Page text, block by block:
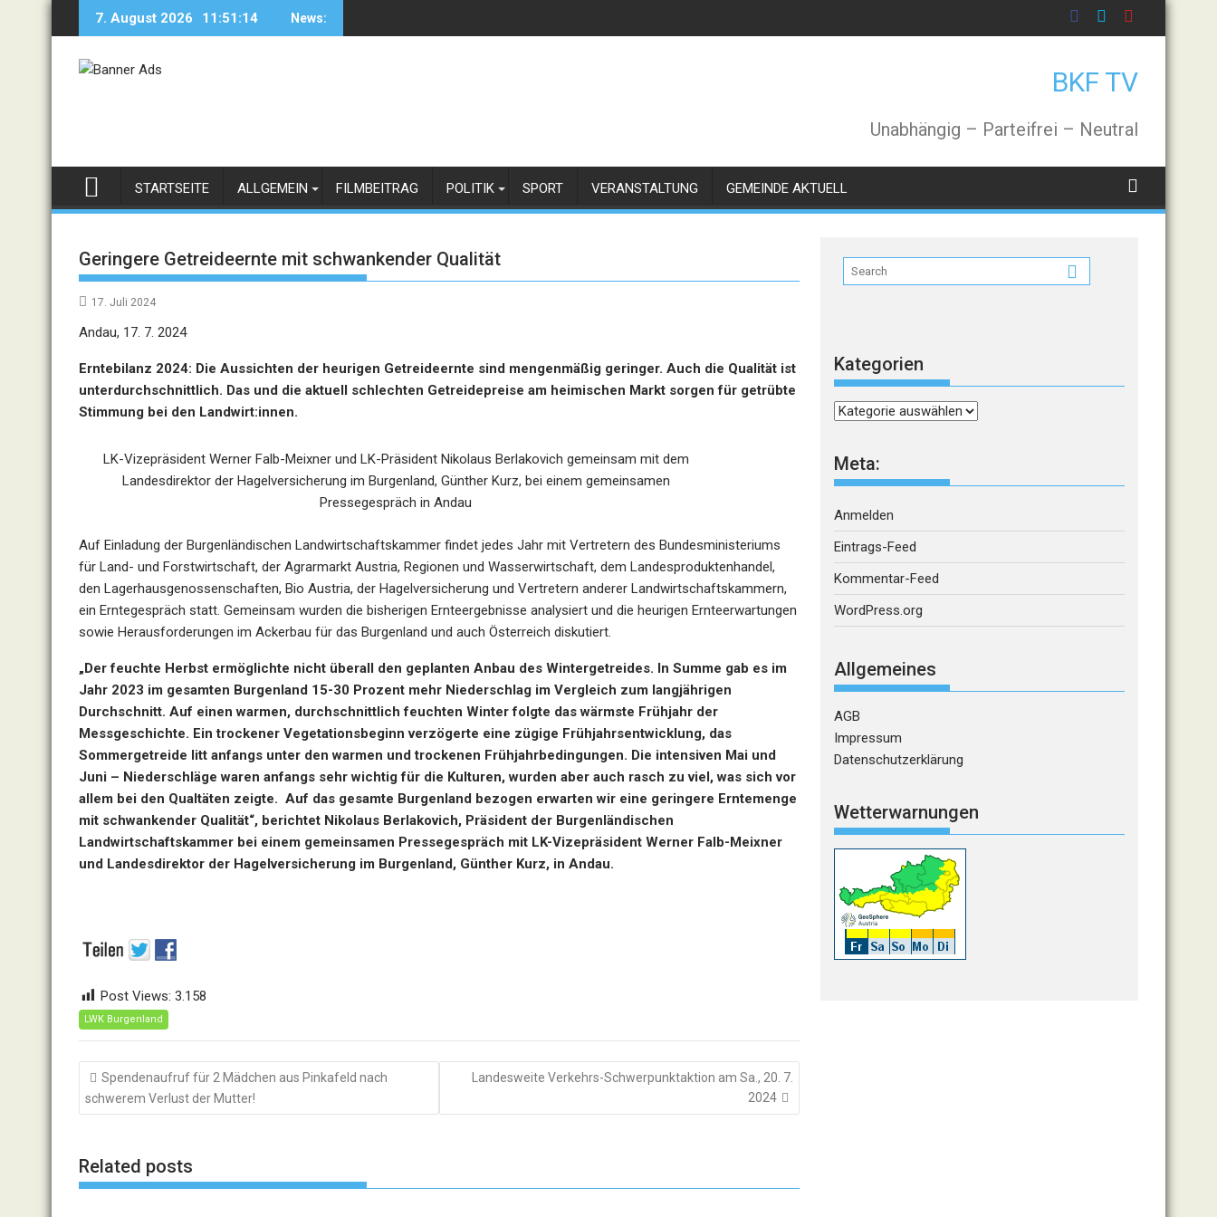
7. August 2026 11:51:14 News:
BKF TV
Unabhängig – Parteifrei – Neutral
STARTSEITE ALLGEMEIN FILMBEITRAG POLITIK SPORT VERANSTALTUNG GEMEINDE AKTUELL
Geringere Getreideernte mit schwankender Qualität
17. Juli 2024
Andau, 17. 7. 2024
Erntebilanz 2024: Die Aussichten der heurigen Getreideernte sind mengenmäßig geringer. Auch die Qualität ist
unterdurchschnittlich. Das und die aktuell schlechten Getreidepreise am heimischen Markt sorgen für getrübte
Stimmung bei den Landwirt:innen.
LK-Vizepräsident Werner Falb-Meixner und LK-Präsident Nikolaus Berlakovich gemeinsam mit dem
Landesdirektor der Hagelversicherung im Burgenland, Günther Kurz, bei einem gemeinsamen
Pressegespräch in Andau
Auf Einladung der Burgenländischen Landwirtschaftskammer findet jedes Jahr mit Vertretern des Bundesministeriums
für Land- und Forstwirtschaft, der Agrarmarkt Austria, Regionen und Wasserwirtschaft, dem Landesproduktenhandel,
den Lagerhausgenossenschaften, Bio Austria, der Hagelversicherung und Vertretern anderer Landwirtschaftskammern,
ein Erntegespräch statt. Gemeinsam wurden die bisherigen Ernteergebnisse analysiert und die heurigen Ernteerwartungen
sowie Herausforderungen im Ackerbau für das Burgenland und auch Österreich diskutiert.
„Der feuchte Herbst ermöglichte nicht überall den geplanten Anbau des Wintergetreides. In Summe gab es im
Jahr 2023 im gesamten Burgenland 15-30 Prozent mehr Niederschlag im Vergleich zum langjährigen
Durchschnitt. Auf einen warmen, durchschnittlich feuchten Winter folgte das wärmste Frühjahr der
Messgeschichte. Ein trockener Vegetationsbeginn verzögerte eine zügige Frühjahrsentwicklung, das
Sommergetreide litt anfangs unter den warmen und trockenen Frühjahrbedingungen. Die intensiven Mai und
Juni – Niederschläge waren anfangs sehr wichtig für die Kulturen, wurden aber auch rasch zu viel, was sich vor
allem bei den Qualtäten zeigte. Auf das gesamte Burgenland bezogen erwarten wir eine geringere Erntemenge
mit schwankender Qualität“, berichtet Nikolaus Berlakovich, Präsident der Burgenländischen
Landwirtschaftskammer bei einem gemeinsamen Pressegespräch mit LK-Vizepräsident Werner Falb-Meixner
und Landesdirektor der Hagelversicherung im Burgenland, Günther Kurz, in Andau.
Post Views: 3.158
LWK Burgenland
Beitragsnavigation
Spendenaufruf für 2 Mädchen aus Pinkafeld nach
schwerem Verlust der Mutter!
Landesweite Verkehrs-Schwerpunktaktion am Sa., 20. 7.
2024
Related posts
Kategorien
Kategorien
Meta:
Anmelden
Eintrags-Feed
Kommentar-Feed
WordPress.org
Allgemeines
AGB
Impressum
Datenschutzerklärung
Wetterwarnungen